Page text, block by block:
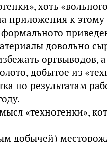
хоть
приложения к этому
довольно
оргвыводов, а
добытое из
по результатам
«техногенки»,
добычей)